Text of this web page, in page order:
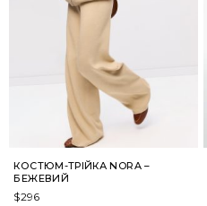
КОСТЮМ-ТРІЙКА NORA –
БЕЖЕВИЙ
$296